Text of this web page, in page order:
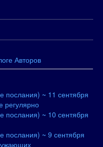
Авторов
послания) ~ 11 сентября
регулярно
послания) ~ 10 сентября
послания) ~ 9 сентября